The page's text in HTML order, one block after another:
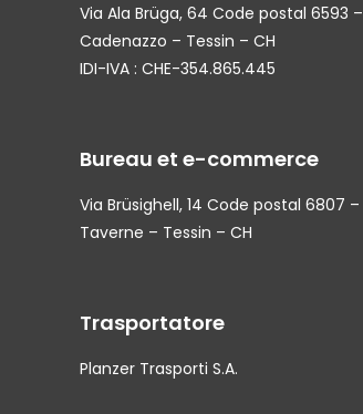
Via Ala Brüga, 64 Code postal 6593 –
Cadenazzo – Tessin – CH
IDI-IVA : CHE-354.865.445
Bureau et e-commerce
Via Brüsighell, 14 Code postal 6807 –
Taverne – Tessin – CH
Trasportatore
Planzer Trasporti S.A.